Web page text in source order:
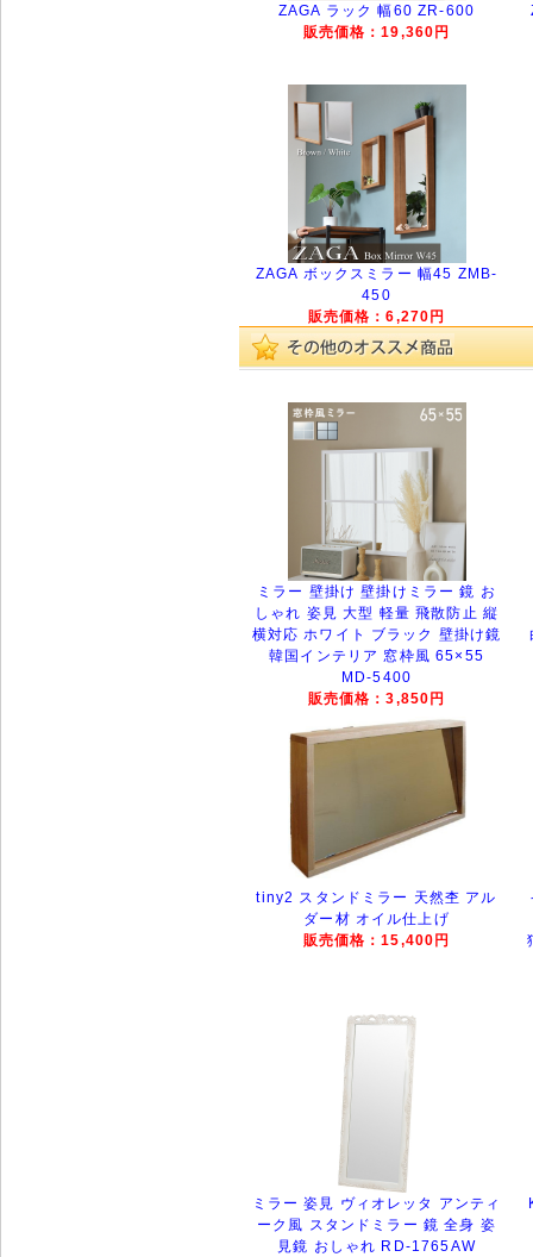
ZAGA ラック 幅60 ZR-600
販売価格：19,360円
ZAGA ボックスミラー 幅45 ZMB-
450
販売価格：6,270円
ミラー 壁掛け 壁掛けミラー 鏡 お
しゃれ 姿見 大型 軽量 飛散防止 縦
横対応 ホワイト ブラック 壁掛け鏡
韓国インテリア 窓枠風 65×55
MD-5400
販売価格：3,850円
tiny2 スタンドミラー 天然杢 アル
ダー材 オイル仕上げ
販売価格：15,400円
ミラー 姿見 ヴィオレッタ アンティ
ーク風 スタンドミラー 鏡 全身 姿
見鏡 おしゃれ RD-1765AW